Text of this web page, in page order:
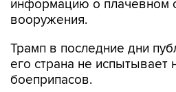
Трамп в последние дни
боеприпасов.